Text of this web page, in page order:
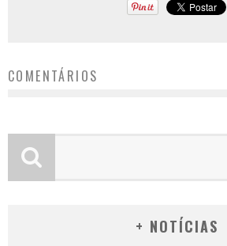
COMENTÁRIOS
+ NOTÍCIAS